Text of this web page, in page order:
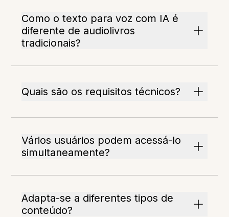
Como o texto para voz com IA é
diferente de audiolivros
tradicionais?
Quais são os requisitos técnicos?
Vários usuários podem acessá-lo
simultaneamente?
Adapta-se a diferentes tipos de
conteúdo?